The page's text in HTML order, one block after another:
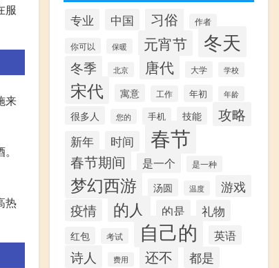
服
来
热
专业 中国 习俗 作者
你可以 保暖 元宵节 冬天
冬季 北京 唐代 大学 学校
宋代 寓意 工作 年初 年龄
很多人 您的 手机 技能 攻略
新年 时间 春节
春节期间 是一个 是一种
梦幻西游 汤圆 温度
游戏
疫情
的人 的是 礼物
红包 考试 自己的 英语
诗人 费用 还不 都是